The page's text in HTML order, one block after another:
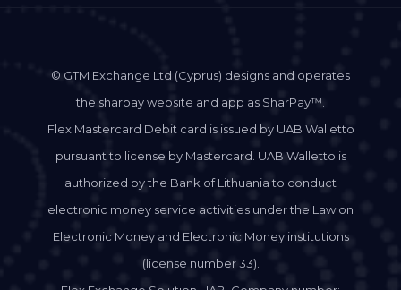
© GTM Exchange Ltd (Cyprus) designs and operates
the sharpay website and app as SharPay™.
Flex Mastercard Debit card is issued by UAB Walletto
pursuant to license by Mastercard. UAB Walletto is
authorized by the Bank of Lithuania to conduct
electronic money service activities under the Law on
Electronic Money and Electronic Money institutions
(license number 33).